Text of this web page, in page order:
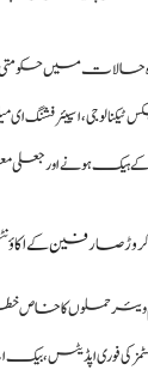
میں حکومتی،
اسپیئر فشنگ
ہیک ہونے اور جعلی
ویئر حملوں کا
کی فوری